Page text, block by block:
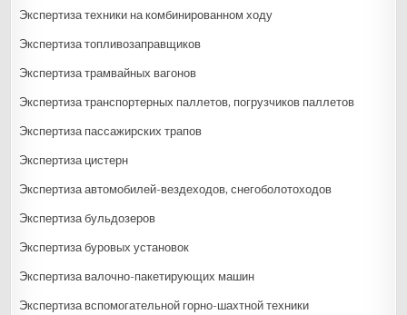
Экспертиза техники на комбинированном ходу
Экспертиза топливозаправщиков
Экспертиза трамвайных вагонов
Экспертиза транспортерных паллетов, погрузчиков паллетов
Экспертиза пассажирских трапов
Экспертиза цистерн
Экспертиза автомобилей-вездеходов, снегоболотоходов
Экспертиза бульдозеров
Экспертиза буровых установок
Экспертиза валочно-пакетирующих машин
Экспертиза вспомогательной горно-шахтной техники